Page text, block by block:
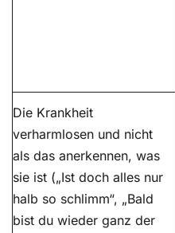
Die Krankheit
verharmlosen und nicht
als das anerkennen, was
sie ist („Ist doch alles nur
halb so schlimm“, „Bald
bist du wieder ganz der